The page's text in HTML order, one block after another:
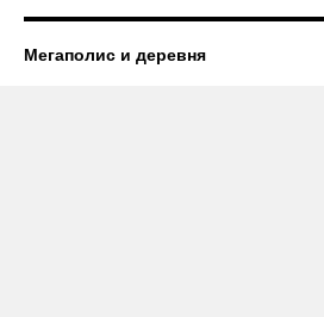
Мегаполис и деревня